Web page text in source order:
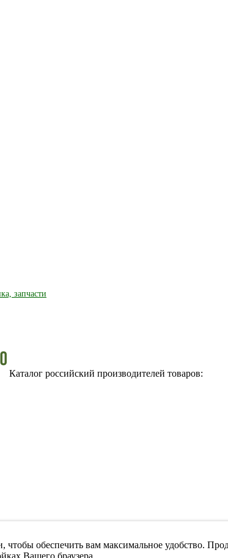
запчасти
Каталог российский производителей товаров:
чтобы обеспечить вам максимальное удобство.
Вашего браузера.